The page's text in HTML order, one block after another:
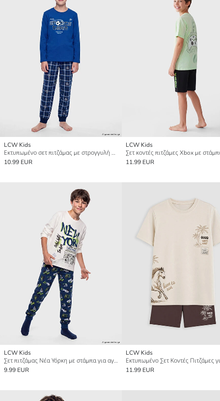
LCW Kids
Εκτυπωμένο σετ πιτζάμας με στρογγυλή λαιμόκοψη για αγόρια
10.99 EUR
LCW Kids
11.99 EUR
LCW Kids
Σετ πιτζάμας Νέα Υόρκη με στάμπα για αγόρια
9.99 EUR
LCW Kids
11.99 EUR